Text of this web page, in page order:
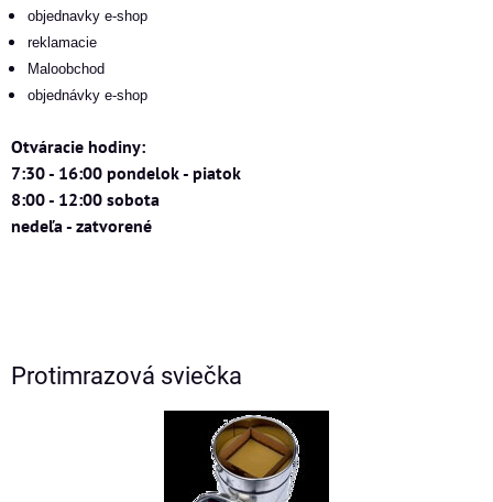
objednavky e-shop
reklamacie
Maloobchod
objednávky e-shop
Otváracie hodiny:
7:30 - 16:00 pondelok - piatok
8:00 - 12:00 sobota
nedeľa - zatvorené
Protimrazová sviečka